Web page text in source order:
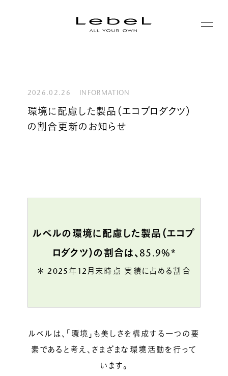
コンセプト
ヒストリー
シリーズ一覧
ルベルの研究開発
研究情報
2026.02.26 INFORMATION
環境に配慮した製品（エコプロダクツ）
の割合更新のお知らせ
ルベルの環境に配慮した製品（エコプ
ロダクツ）の割合は、85.9%*
＊ 2025年12月末時点 実績に占める割合
ルベルは、「環境」も美しさを構成する一つの要
素であると考え、さまざまな環境活動を行って
います。